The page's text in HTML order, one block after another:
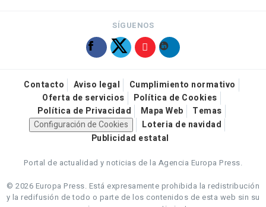
SÍGUENOS
Contacto Aviso legal
Cumplimiento normativo
Oferta de servicios
Política de Cookies
Política de Privacidad
Mapa Web
Temas
Configuración de Cookies
Loteria de navidad
Publicidad estatal
Portal de actualidad y noticias de la Agencia Europa Press.
© 2026 Europa Press. Está expresamente prohibida la redistribución
y la redifusión de todo o parte de los contenidos de esta web sin su